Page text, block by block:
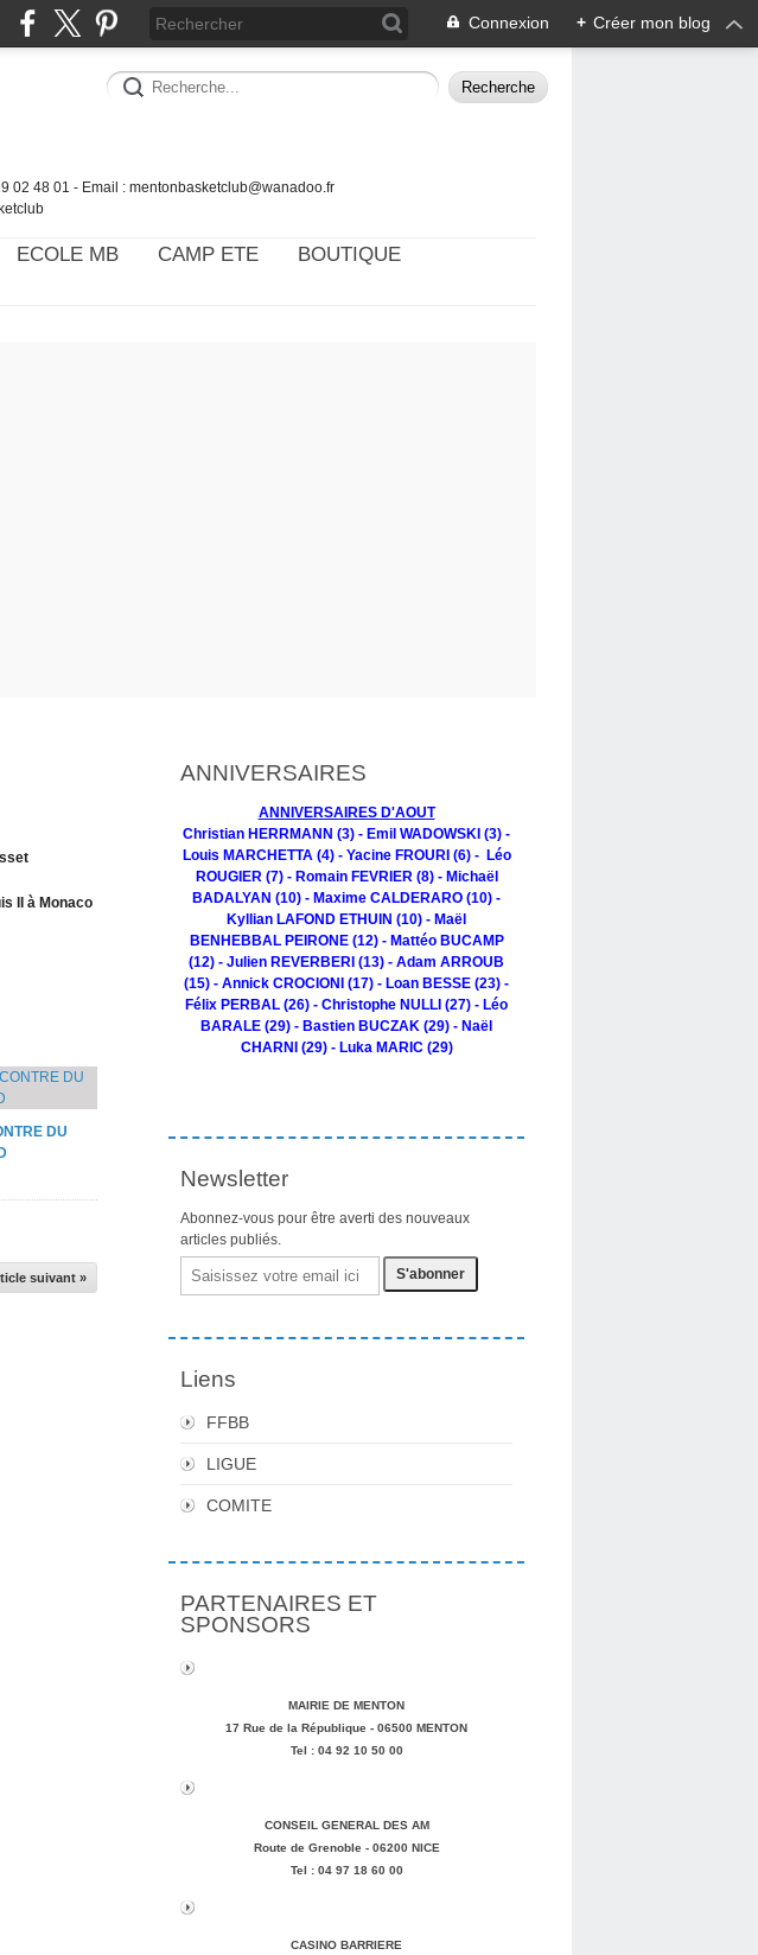
Connexion + Créer mon blog
02 48 01 - Email : mentonbasketclub@wanadoo.fr
ECOLE MB CAMP ETE
BOUTIQUE
II à Monaco
DU
suivant »
ANNIVERSAIRES
ANNIVERSAIRES D'AOUT
Christian HERRMANN (3) - Emil WADOWSKI (3) -
Louis MARCHETTA (4) - Yacine FROURI (6) - Léo
ROUGIER (7) - Romain FEVRIER (8) - Michaël
BADALYAN (10) - Maxime CALDERARO (10) -
Kyllian LAFOND ETHUIN (10) - Maël
BENHEBBAL PEIRONE (12) - Mattéo BUCAMP
(12) - Julien REVERBERI (13) - Adam ARROUB
(15) - Annick CROCIONI (17) - Loan BESSE (23) -
Félix PERBAL (26) - Christophe NULLI (27) - Léo
BARALE (29) - Bastien BUCZAK (29) - Naël
CHARNI (29) - Luka MARIC (29)
Newsletter
Abonnez-vous pour être averti des nouveaux
articles publiés.
Email
Liens
FFBB
LIGUE
COMITE
PARTENAIRES ET
SPONSORS
MAIRIE DE MENTON
17 Rue de la République - 06500 MENTON
Tel : 04 92 10 50 00
CONSEIL GENERAL DES AM
Route de Grenoble - 06200 NICE
Tel : 04 97 18 60 00
CASINO BARRIERE